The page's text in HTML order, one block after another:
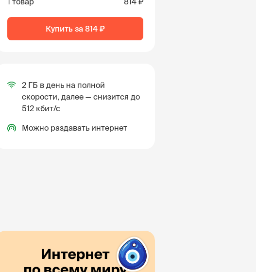
Купить за 814 ₽
2 ГБ в день на полной
скорости, далее — снизится до
512 кбит/с
Можно раздавать интернет